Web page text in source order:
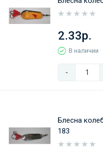
2.33р.
В наличии
-
Блесна
183